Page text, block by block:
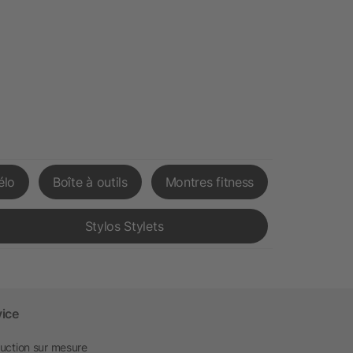
Boîte à outils Montres fitness
Stylos Stylets
sur mesure